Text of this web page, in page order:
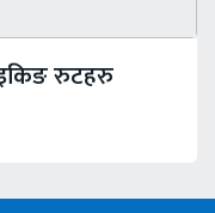
रुटहरु